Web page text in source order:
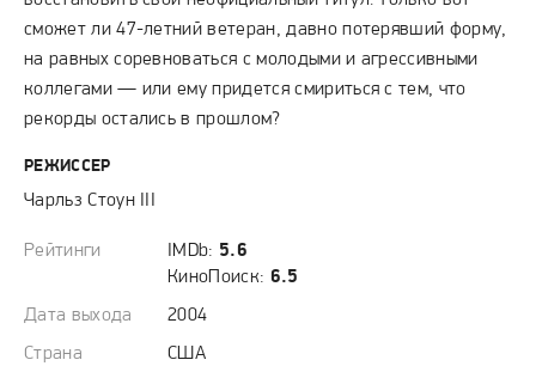
сможет ли 47-летний ветеран, давно потерявший форму,
на равных соревноваться с молодыми и агрессивными
коллегами — или ему придется смириться с тем, что
рекорды остались в прошлом?
РЕЖИССЕР
Чарльз Стоун III
Рейтинги IMDb: 5.6
КиноПоиск: 6.5
Дата выхода
2004
Страна
США